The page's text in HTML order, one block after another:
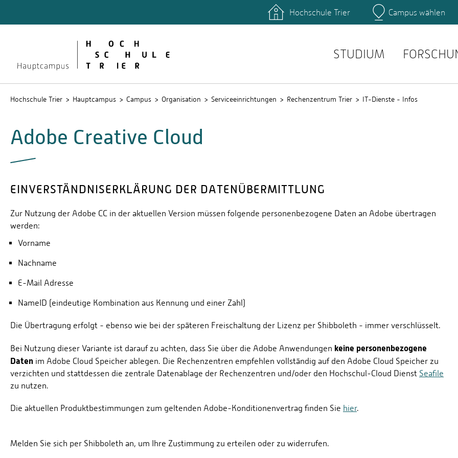
Fachbereiche
Stellenangebote
Hochschule Trier Campus wählen
STUDIUM
Hochschule Trier Hauptcampus Campus Organisation Serviceeinrichtungen Rechenzentrum Trier IT-Dienste - Infos
Adobe Creative Cloud
EINVERSTÄNDNISERKLÄRUNG DER DATENÜBERMITTLUNG
Zur Nutzung der Adobe CC in der aktuellen Version müssen folgende personenbezogene Daten an Adobe übertragen
werden:
Vorname
Nachname
E-Mail Adresse
NameID (eindeutige Kombination aus Kennung und einer Zahl)
Die Übertragung erfolgt - ebenso wie bei der späteren Freischaltung der Lizenz per Shibboleth - immer verschlüsselt.
Bei Nutzung dieser Variante ist darauf zu achten, dass Sie über die Adobe Anwendungen keine personenbezogene
Daten im Adobe Cloud Speicher ablegen. Die Rechenzentren empfehlen vollständig auf den Adobe Cloud Speicher zu
verzichten und stattdessen die zentrale Datenablage der Rechenzentren und/oder den Hochschul-Cloud Dienst Seafile
zu nutzen.
Die aktuellen Produktbestimmungen zum geltenden Adobe-Konditionenvertrag finden Sie hier.
Melden Sie sich per Shibboleth an, um Ihre Zustimmung zu erteilen oder zu widerrufen.